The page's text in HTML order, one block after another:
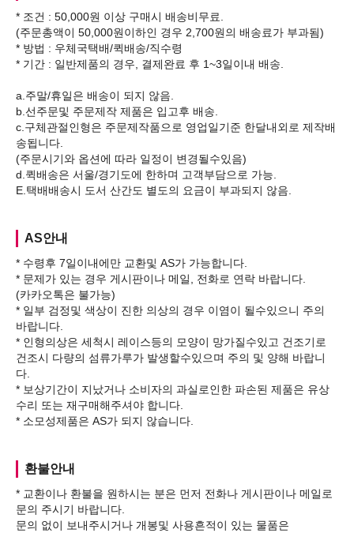
* 조건 : 50,000원 이상 구매시 배송비무료.
(주문총액이 50,000원이하인 경우 2,700원의 배송료가 부과됨)
* 방법 : 우체국택배/퀵배송/직수령
* 기간 : 일반제품의 경우, 결제완료 후 1~3일이내 배송.
a.주말/휴일은 배송이 되지 않음.
b.선주문및 주문제작 제품은 입고후 배송.
c.구체관절인형은 주문제작품으로 영업일기준 한달내외로 제작배
송됩니다.
(주문시기와 옵션에 따라 일정이 변경될수있음)
d.퀵배송은 서울/경기도에 한하며 고객부담으로 가능.
AS안내
* 수령후 7일이내에만 교환및 AS가 가능합니다.
* 문제가 있는 경우 게시판이나 메일, 전화로 연락 바랍니다.
(카카오톡은 불가능)
* 일부 검정및 색상이 진한 의상의 경우 이염이 될수있으니 주의
바랍니다.
* 인형의상은 세척시 레이스등의 모양이 망가질수있고 건조기로
건조시 다량의 섬류가루가 발생할수있으며 주의 및 양해 바랍니
다.
* 보상기간이 지났거나 소비자의 과실로인한 파손된 제품은 유상
수리 또는 재구매해주셔야 합니다.
환불안내
* 교환이나 환불을 원하시는 분은 먼저 전화나 게시판이나 메일로
문의 주시기 바랍니다.
문의 없이 보내주시거나 개봉및 사용흔적이 있는 물품은